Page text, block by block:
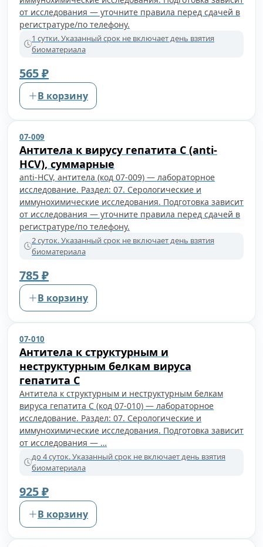
от исследования — уточните правила перед сдачей в
регистратуре/по телефону.
1 сутки. Указанный срок не включает день взятия
биоматериала
565 ₽
В корзину
07-009
Антитела к вирусу гепатита C (anti-
HCV), суммарные
anti-HCV, антитела (код 07-009) — лабораторное
исследование. Раздел: 07. Серологические и
иммунохимические исследования. Подготовка зависит
от исследования — уточните правила перед сдачей в
регистратуре/по телефону.
2 суток. Указанный срок не включает день взятия
биоматериала
785 ₽
В корзину
07-010
Антитела к структурным и
неструктурным белкам вируса
гепатита С
Антитела к структурным и неструктурным белкам
вируса гепатита С (код 07-010) — лабораторное
исследование. Раздел: 07. Серологические и
иммунохимические исследования. Подготовка зависит
от исследования — …
до 4 суток. Указанный срок не включает день взятия
биоматериала
925 ₽
В корзину